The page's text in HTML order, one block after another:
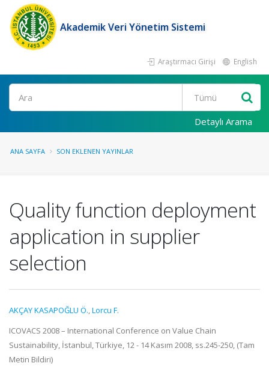
Akademik Veri Yönetim Sistemi
Araştırmacı Girişi English
Ara
Detaylı Arama
ANA SAYFA SON EKLENEN YAYINLAR
Quality function deployment
application in supplier
selection
AKÇAY KASAPOĞLU Ö.,Lorcu F.
ICOVACS 2008 – International Conference on Value Chain
Sustainability, İstanbul, Türkiye, 12 - 14 Kasım 2008, ss.245-250, (Tam
Metin Bildiri)